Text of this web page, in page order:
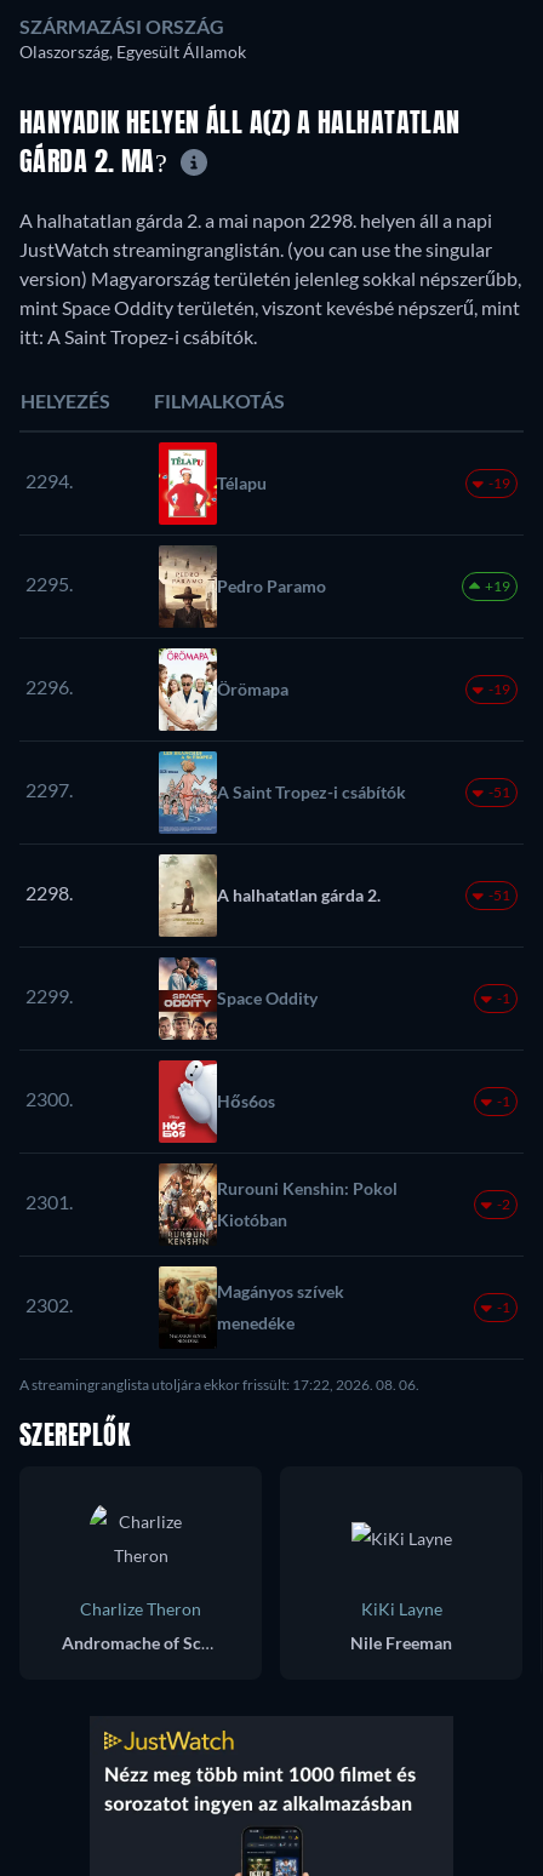
SZÁRMAZÁSI ORSZÁG
Olaszország, Egyesült Államok
HANYADIK HELYEN ÁLL A(Z) A HALHATATLAN
GÁRDA 2. MA?
A halhatatlan gárda 2. a mai napon 2298. helyen áll a napi
JustWatch streamingranglistán. (you can use the singular
version) Magyarország területén jelenleg sokkal népszerűbb,
mint Space Oddity területén, viszont kevésbé népszerű, mint
itt: A Saint Tropez-i csábítók.
HELYEZÉS FILMALKOTÁS
2294. Télapu -19
2295. Pedro Paramo +19
2296. Örömapa -19
2297. A Saint Tropez-i csábítók -51
2298. A halhatatlan gárda 2. -51
2299. Space Oddity -1
2300. Hős6os -1
2301.
Rurouni Kenshin: Pokol
Kiotóban
-2
2302.
Magányos szívek
menedéke
-1
A streamingranglista utoljára ekkor frissült: 17:22, 2026. 08. 06.
SZEREPLŐK
Charlize Theron
Andromache of Scythia / Andy
KiKi Layne
Nile Freeman